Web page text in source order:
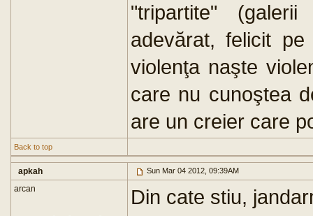
"tripartite"
adevărat, felicit
violenţa naşte
care nu cunoştea
are un creier care
Back to top
apkah Sun Mar 04 2012, 09:39AM
arcan
Din cate stiu,